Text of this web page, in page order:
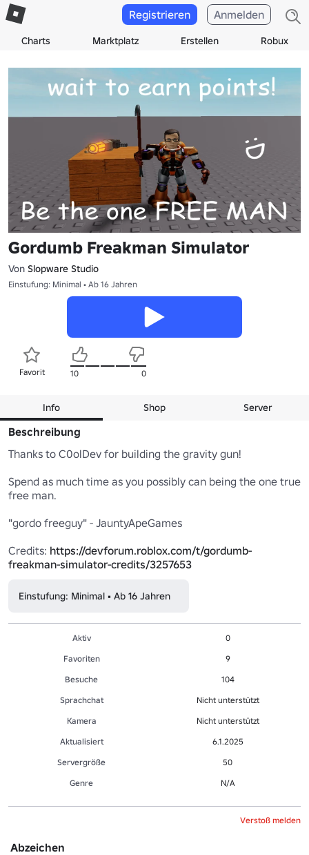
Charts Marktplatz Erstellen Robux
Registrieren Anmelden
Gordumb Freakman Simulator
Von Slopware Studio
Einstufung: Minimal • Ab 16 Jahren
Favorit 10 0
Info Shop Server
Beschreibung
Thanks to C0olDev for building the gravity gun!
Spend as much time as you possibly can being the one true
free man.
"gordo freeguy" - JauntyApeGames
Credits: https://devforum.roblox.com/t/gordumb-
freakman-simulator-credits/3257653
Einstufung: Minimal • Ab 16 Jahren
Aktiv
0
Favoriten
9
Besuche
104
Sprachchat
Nicht unterstützt
Kamera
Nicht unterstützt
Aktualisiert
6.1.2025
Servergröße
50
Genre
N/A
Verstoß melden
Abzeichen